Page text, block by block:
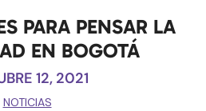
PARA PENSAR LA
EN BOGOTÁ
12, 2021
NOTICIAS